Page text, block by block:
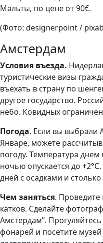
Мальты, по цене от 90€.
(Фото: designerpoint /
Амстердам
Условия въезда.
туристические визы
въехать в страну по
другое государство.
небо. Ковидных
Погода. Если вы выбрали
Январе, можете
погоду. Температура днем
ночью опускается до
дней с осадками и
Чем заняться. Проведите
катков. Сделайте
Амстердам”.
фонарей и посетите музей